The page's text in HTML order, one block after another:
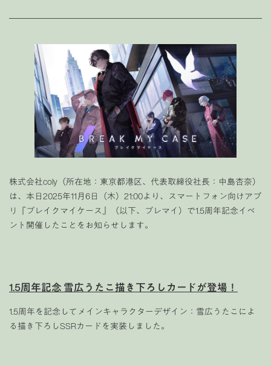
株式会社coly（所在地：東京都港区、代表取締役社長：中島杏奈）
は、本日2025年11月6日（木）21:00より、スマートフォン向けアプ
リ『ブレイクマイケース』（以下、ブレマイ）で1.5周年記念イベ
ント開催したことをお知らせします。
1.5周年記念 雪広うたこ描き下ろしカードが登場！
1.5周年を記念してメインキャラクターデザイン：雪広うたこによ
る描き下ろしSSRカードを実装しました。